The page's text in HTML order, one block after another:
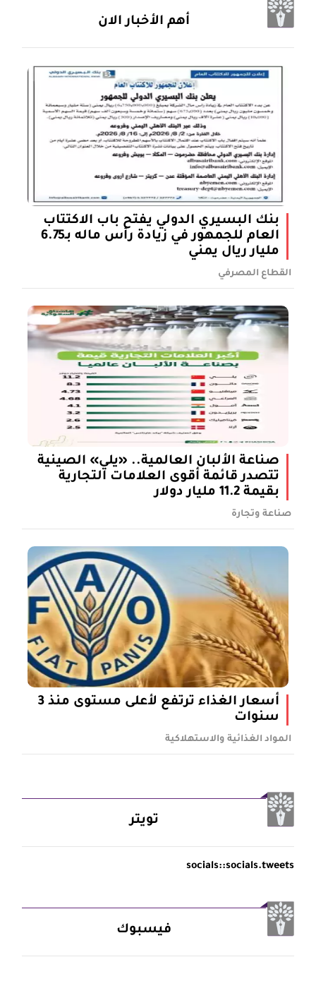
أهم الأخبار الان
بنك البسيري الدولي يفتح باب الاكتتاب
العام للجمهور في زيادة رأس ماله بـ6.75
مليار ريال يمني
القطاع المصرفي
صناعة الألبان العالمية.. «يلي» الصينية
تتصدر قائمة أقوى العلامات التجارية
بقيمة 11.2 مليار دولار
صناعة وتجارة
أسعار الغذاء ترتفع لأعلى مستوى منذ 3
سنوات
المواد الغذائية والاستهلاكية
تويتر
socials::socials.tweets
فيسبوك